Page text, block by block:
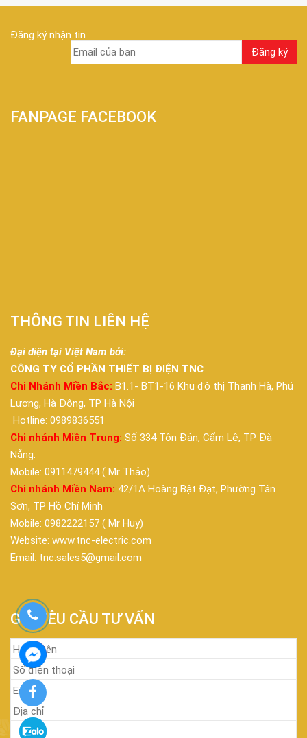
Đăng ký nhận tin
FANPAGE FACEBOOK
THÔNG TIN LIÊN HỆ
Đại diện tại Việt Nam bởi:
CÔNG TY CỔ PHẦN THIẾT BỊ ĐIỆN TNC
Chi Nhánh Miền Bắc: B1.1- BT1-16 Khu đô thị Thanh Hà, Phú
Lương, Hà Đông, TP Hà Nội
Hotline: 0989836551
Chi nhánh Miền Trung: Số 334 Tôn Đản, Cẩm Lệ, TP Đà
Nẵng.
Mobile: 0911479444 ( Mr Thảo)
Chi nhánh Miền Nam: 42/1A Hoàng Bật Đạt, Phường Tân
Sơn, TP Hồ Chí Minh
Mobile: 0982222157 ( Mr Huy)
Website: www.tnc-electric.com
Email: tnc.sales5@gmail.com
GỬI YÊU CẦU TƯ VẤN